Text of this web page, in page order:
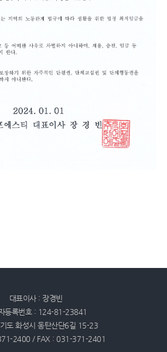
대표이사 : 장경빈
등록번호 : 124-81-23841
도 화성시 동탄산단6길 15-23
2400 / FAX : 031-371-2401